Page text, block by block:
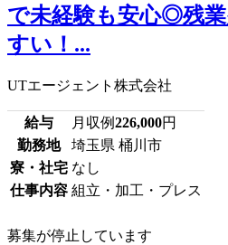
で未経験も安心◎残
すい！...
UTエージェント株式会社
給与 月収例226,000円
勤務地
埼玉県 桶川市
寮・社宅 なし
仕事内容 組立・加工・プレス
募集が停止しています